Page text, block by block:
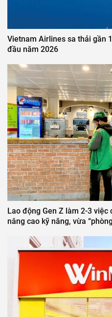
Vietnam Airlines sa thải gần
đầu năm 2026
Lao động Gen Z làm 2-3
nâng cao kỹ năng, vừa